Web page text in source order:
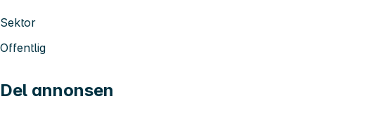
Sektor
Offentlig
Del annonsen